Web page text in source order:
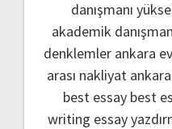
danışmanı
akademik
denklemler ankara
arası nakliyat ankara
best essay best
writing essay